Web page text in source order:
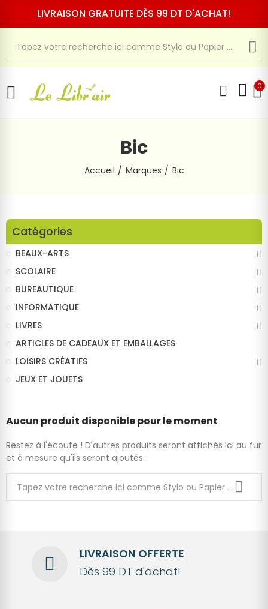
LIVRAISON GRATUITE DÈS 99 DT D'ACHAT!
0
Bic
Accueil Marques Bic
Aucun produit disponible pour le moment
Restez à l'écoute ! D'autres produits seront affichés ici au fur
et à mesure qu'ils seront ajoutés.
Catégories
BEAUX-ARTS
SCOLAIRE
BUREAUTIQUE
INFORMATIQUE
LIVRES
ARTICLES DE CADEAUX ET EMBALLAGES
LOISIRS CRÉATIFS
JEUX ET JOUETS
LIVRAISON OFFERTE
Dès 99 DT d'achat!